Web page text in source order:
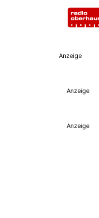
Anzeige
Anzeige
Anzeige